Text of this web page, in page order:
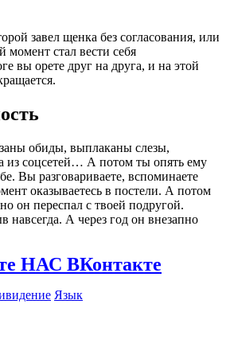
завел щенка без согласования, или
момент стал вести себя
вы орете друг на друга, и на этой
обиды, выплаканы слезы,
из соцсетей… А потом ты опять ему
Вы разговариваете, вспоминаете
оказываетесь в постели. А потом
он переспал с твоей подругой.
навсегда. А через год он внезапно
НАС ВКонтакте
Язык